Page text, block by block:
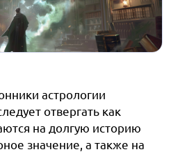
астрологии
отвергать как
на долгую историю
значение, а также на